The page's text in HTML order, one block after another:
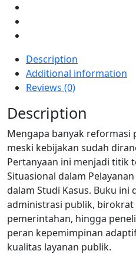
Description
Additional information
Reviews (0)
Description
Mengapa banyak reformasi
meski kebijakan sudah
Pertanyaan ini menjadi titik
Situasional dalam
dalam Studi Kasus. Buku ini
administrasi publik,
pemerintahan, hingga
peran kepemimpinan
kualitas layanan publik.